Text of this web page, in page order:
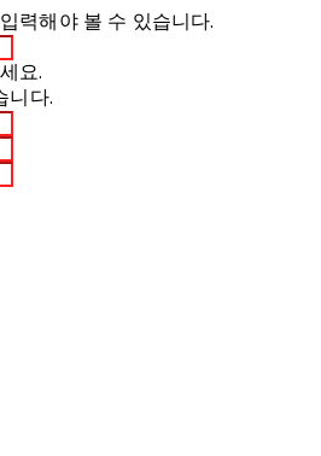
력해야 볼 수 있습니다.
요.
니다.